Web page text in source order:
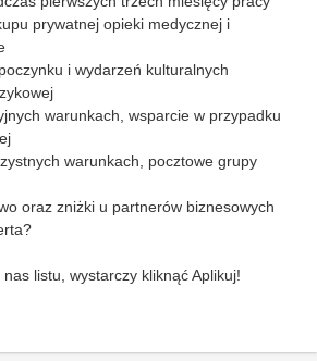
prywatnej opieki medycznej i
i wydarzeń kulturalnych
warunkach, wsparcie w przypadku
warunkach, pocztowe grupy
oraz zniżki u partnerów biznesowych
nas listu, wystarczy kliknąć Aplikuj!